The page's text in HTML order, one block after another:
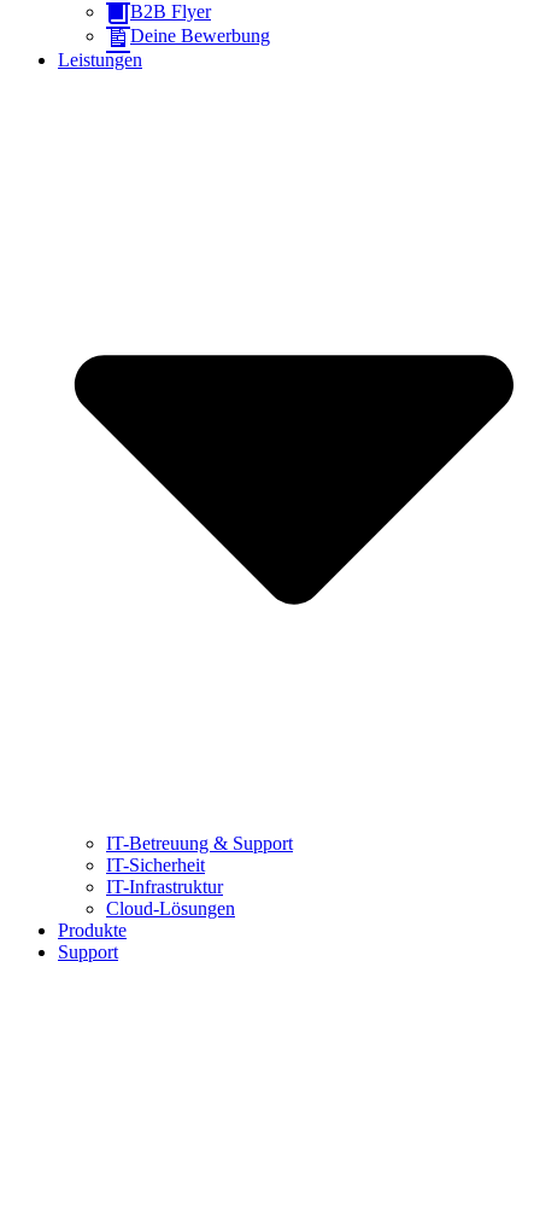
B2B Flyer
Deine Bewerbung
Leistungen
IT-Betreuung & Support
IT-Sicherheit
IT-Infrastruktur
Cloud-Lösungen
Produkte
Support